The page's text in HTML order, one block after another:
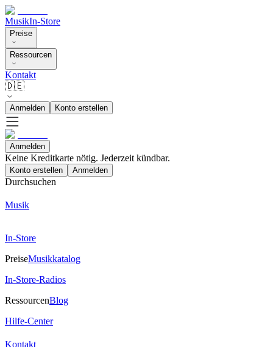
MusikIn-Store
Preise
Ressourcen
Kontakt
🇩🇪
Anmelden Konto erstellen
Anmelden
Keine Kreditkarte nötig. Jederzeit kündbar.
Konto erstellen Anmelden
Durchsuchen
Musik
In-Store
PreiseMusikkatalog
In-Store-Radios
RessourcenBlog
Hilfe-Center
Kontakt